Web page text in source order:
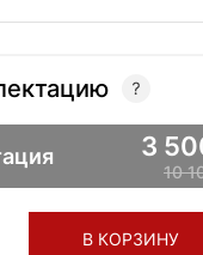
3
10
В КОРЗИНУ